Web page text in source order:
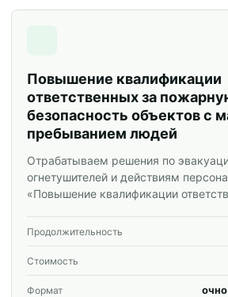
Повышение квалификации
ответственных за
безопасность объектов с
пребыванием людей
Отрабатываем решения по
огнетушителей и действиям
«Повышение квалификации
пребыванием людей» для
корпоративных групп.
Продолжительность
Стоимость
Формат